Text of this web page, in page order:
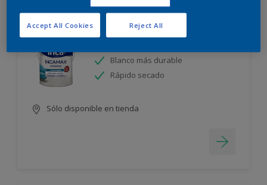
Blanco más durable
Rápido secado
Sólo disponible en tienda
Reject All
Accept All Cookies